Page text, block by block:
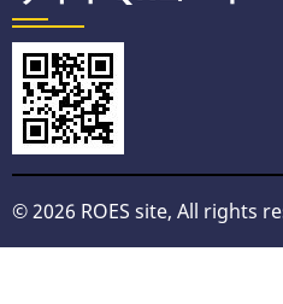
© 2026 ROES site, All rights